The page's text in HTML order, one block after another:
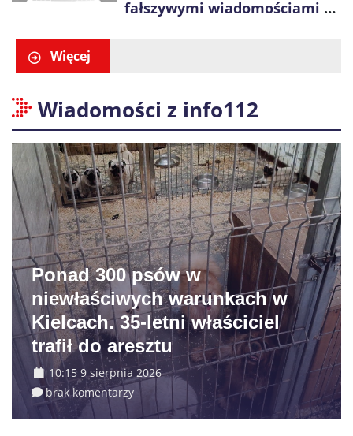
fałszywymi wiadomościami o
Więcej
Wiadomości z info112
Ponad 300 psów w
niewłaściwych warunkach w
Kielcach. 35-letni właściciel
trafił do aresztu
10:15 9 sierpnia 2026
brak komentarzy